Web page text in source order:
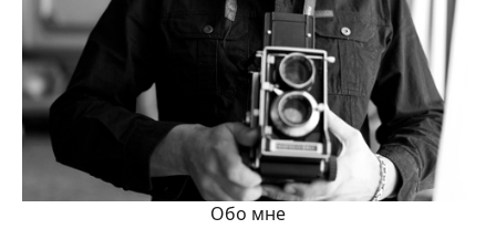
Обо мне